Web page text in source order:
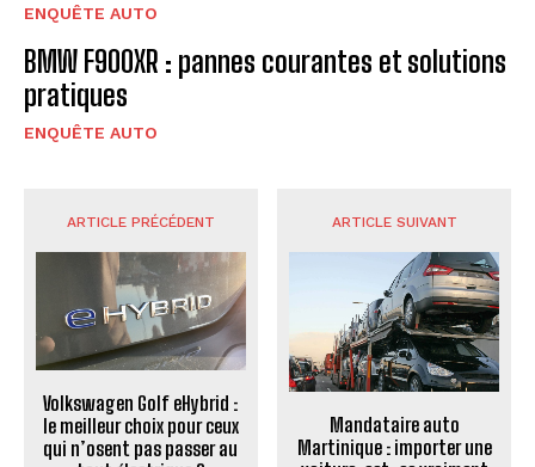
ENQUÊTE AUTO
BMW F900XR : pannes courantes et solutions
pratiques
ENQUÊTE AUTO
ARTICLE PRÉCÉDENT
Volkswagen Golf eHybrid :
le meilleur choix pour ceux
qui n’osent pas passer au
ARTICLE SUIVANT
Mandataire auto
Martinique : importer une